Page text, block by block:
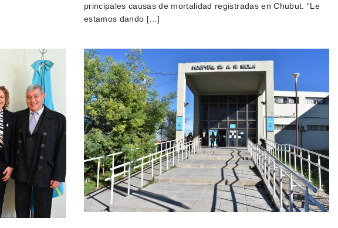
principales causas de mortalidad registradas en Chubut. “Le
estamos dando […]